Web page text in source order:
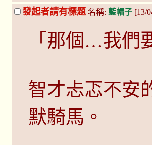
發起者請有標題 名稱: 藍帽子 [13/
「那個…我們
智才忐忑不安
默騎馬。